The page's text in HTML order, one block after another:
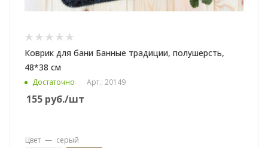
Коврик для бани Банные традиции, полушерсть,
48*38 см
Достаточно Арт.: 20149
155 руб./шт
Цвет — серый